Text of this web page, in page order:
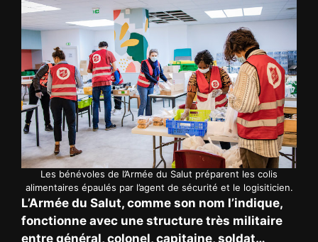
Les bénévoles de l’Armée du Salut préparent les colis
alimentaires épaulés par l’agent de sécurité et le logisiticien.
L’Armée du Salut, comme son nom l’indique,
fonctionne avec une structure très militaire
entre général, colonel, capitaine, soldat…